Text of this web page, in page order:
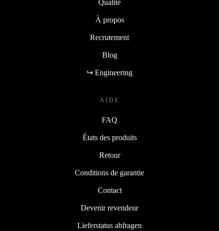
Qualité
À propos
Recrutement
Blog
↪ Engineering
AIDE
FAQ
États des produits
Retour
Conditions de garantie
Contact
Devenir revendeur
Lieferstatus abfragen